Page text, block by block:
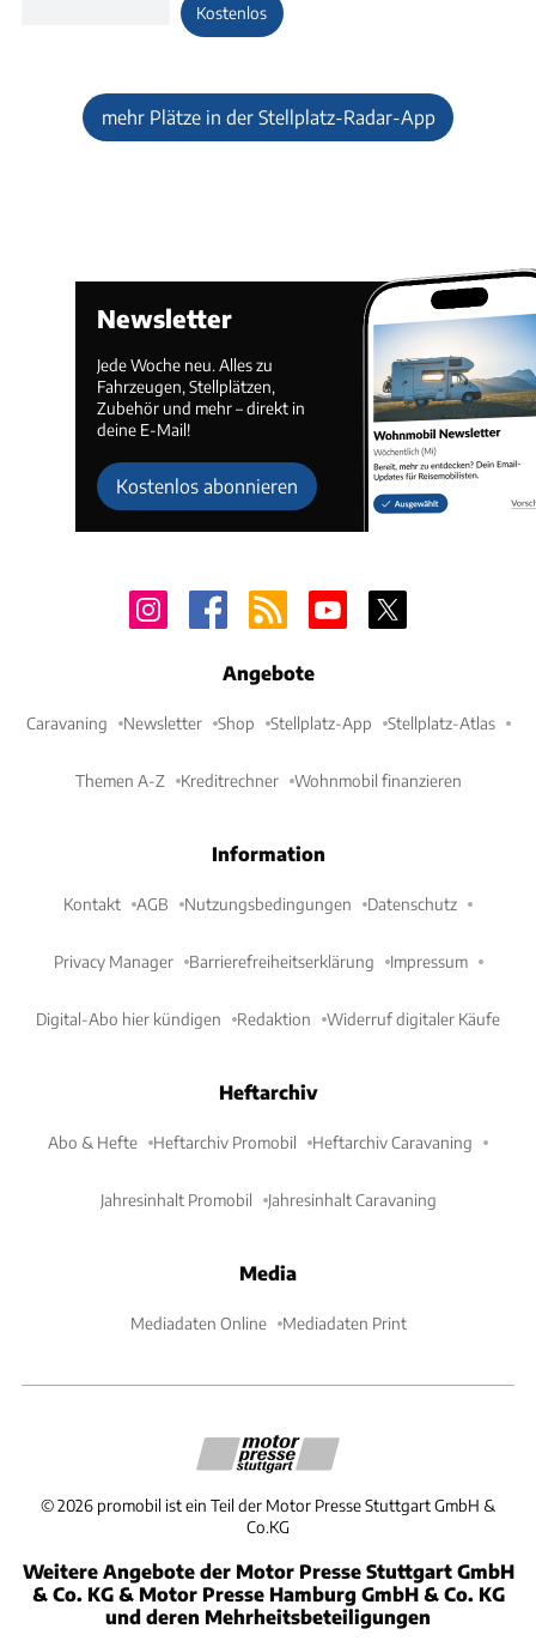
Kostenlos
mehr Plätze in der Stellplatz-Radar-App
Newsletter
Jede Woche neu. Alles zu
Fahrzeugen, Stellplätzen,
Zubehör und mehr – direkt in
deine E-Mail!
Kostenlos abonnieren
Angebote
Caravaning Newsletter Shop Stellplatz-App Stellplatz-Atlas
Themen A-Z Kreditrechner Wohnmobil finanzieren
Information
Kontakt AGB Nutzungsbedingungen Datenschutz
Privacy Manager Barrierefreiheitserklärung Impressum
Digital-Abo hier kündigen Redaktion Widerruf digitaler Käufe
Heftarchiv
Abo & Hefte Heftarchiv Promobil Heftarchiv Caravaning
Jahresinhalt Promobil Jahresinhalt Caravaning
Media
Mediadaten Online Mediadaten Print
©2026 promobil ist ein Teil der Motor Presse Stuttgart GmbH &
Co.KG
Weitere Angebote der Motor Presse Stuttgart GmbH
& Co. KG & Motor Presse Hamburg GmbH & Co. KG
und deren Mehrheitsbeteiligungen